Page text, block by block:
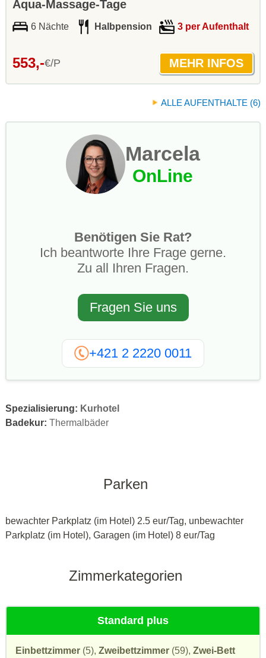
Aqua-Massage-Tage
6 Nächte Halbpension 3 per Aufenthalt
553,-€/P
ALLE AUFENTHALTE (6)
Marcela
OnLine
Benötigen Sie Rat?
Ich beantworte Ihre Frage gerne.
Zu all Ihren Fragen.
Fragen Sie uns
+421 2 2220 0011
Spezialisierung: Kurhotel
Badekur: Thermalbäder
Parken
bewachter Parkplatz (im Hotel) 2.5 eur/Tag, unbewachter
Parkplatz (im Hotel), Garagen (im Hotel) 8 eur/Tag
Zimmerkategorien
Standard plus
Einbettzimmer (5), Zweibettzimmer (59), Zwei-Bett